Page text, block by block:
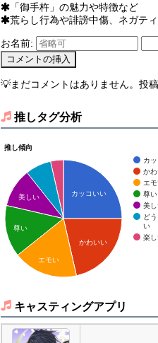
「御手杵」の魅力や特徴など
荒らし行為や誹謗中傷、ネガテ
お名前:
💡まだコメントはありません。投
推しタグ分析
推し傾向
カ
か
エ
尊い
美
ど
い
楽
カッコいい
かわいい
美しい
尊い
エモい
キャスティングアプリ